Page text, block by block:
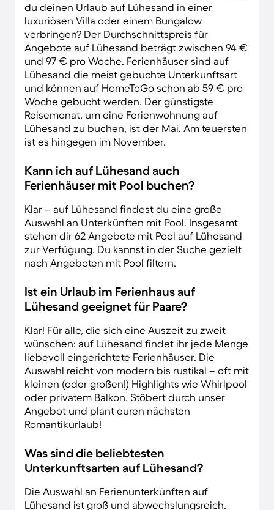
du deinen Urlaub auf Lühesand in einer
luxuriösen Villa oder einem Bungalow
verbringen? Der Durchschnittspreis für
Angebote auf Lühesand beträgt zwischen 94 €
und 97 € pro Woche. Ferienhäuser sind auf
Lühesand die meist gebuchte Unterkunftsart
und können auf HomeToGo schon ab 59 € pro
Woche gebucht werden. Der günstigste
Reisemonat, um eine Ferienwohnung auf
Lühesand zu buchen, ist der Mai. Am teuersten
ist es hingegen im November.
Kann ich auf Lühesand auch
Ferienhäuser mit Pool buchen?
Klar – auf Lühesand findest du eine große
Auswahl an Unterkünften mit Pool. Insgesamt
stehen dir 62 Angebote mit Pool auf Lühesand
zur Verfügung. Du kannst in der Suche gezielt
nach Angeboten mit Pool filtern.
Ist ein Urlaub im Ferienhaus auf
Lühesand geeignet für Paare?
Klar! Für alle, die sich eine Auszeit zu zweit
wünschen: auf Lühesand findet ihr jede Menge
liebevoll eingerichtete Ferienhäuser. Die
Auswahl reicht von modern bis rustikal – oft mit
kleinen (oder großen!) Highlights wie Whirlpool
oder privatem Balkon. Stöbert durch unser
Angebot und plant euren nächsten
Romantikurlaub!
Was sind die beliebtesten
Unterkunftsarten auf Lühesand?
Die Auswahl an Ferienunterkünften auf
Lühesand ist groß und abwechslungsreich.